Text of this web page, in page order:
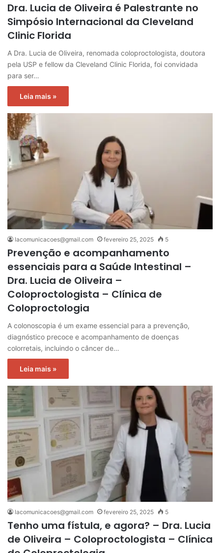
Dra. Lucia de Oliveira é Palestrante no
Simpósio Internacional da Cleveland
Clinic Florida
A Dra. Lucia de Oliveira, renomada coloproctologista, doutora
pela USP e fellow da Cleveland Clinic Florida, foi convidada
para ser…
Leia mais »
lacomunicacoes@gmail.com fevereiro 25, 2025 5
Prevenção e acompanhamento
essenciais para a Saúde Intestinal –
Dra. Lucia de Oliveira –
Coloproctologista – Clínica de
Coloproctologia
A colonoscopia é um exame essencial para a prevenção,
diagnóstico precoce e acompanhamento de doenças
colorretais, incluindo o câncer de…
Leia mais »
lacomunicacoes@gmail.com fevereiro 25, 2025 5
Tenho uma fístula, e agora? – Dra. Lucia
de Oliveira – Coloproctologista – Clínica